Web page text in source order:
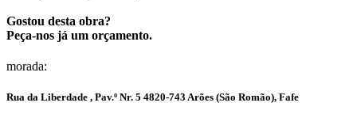
Gostou desta obra?
Peça-nos já um orçamento.
morada:
Rua da Liberdade , Pav.º Nr. 5 4820-743 Arões (São Romão), Fafe